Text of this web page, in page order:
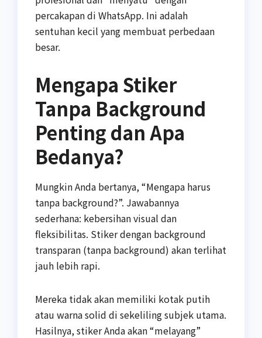
percakapan di WhatsApp. Ini adalah
sentuhan kecil yang membuat perbedaan
besar.
Mengapa Stiker
Tanpa Background
Penting dan Apa
Bedanya?
Mungkin Anda bertanya, “Mengapa harus
tanpa background?”. Jawabannya
sederhana: kebersihan visual dan
fleksibilitas. Stiker dengan background
transparan (tanpa background) akan terlihat
jauh lebih rapi.
Mereka tidak akan memiliki kotak putih
atau warna solid di sekeliling subjek utama.
Hasilnya, stiker Anda akan “melayang”